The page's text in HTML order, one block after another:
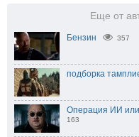
Еще от
Бензин 357
подборка
Операция ИИ
163